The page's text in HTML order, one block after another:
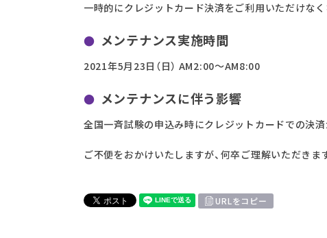
一時的にクレジットカード決済をご利用いただけなく
メンテナンス実施時間
2021年5月23日（日） AM2:00～AM8:00
メンテナンスに伴う影響
全国一斉試験の申込み時にクレジットカードでの決済
ご不便をおかけいたしますが、何卒ご理解いただきま
URLをコピー